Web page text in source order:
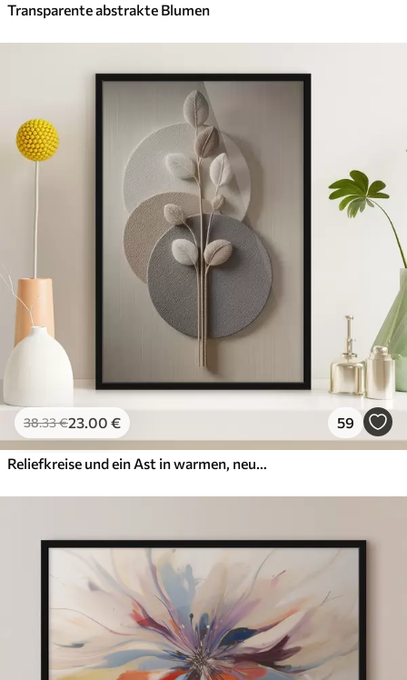
Transparente abstrakte Blumen
38.33€23.00 € 59
Reliefkreise und ein Ast in warmen, neutralen Farbtönen